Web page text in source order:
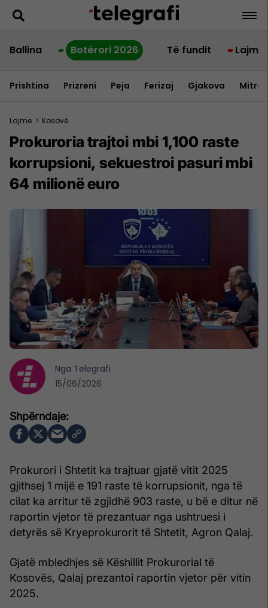
Ballina Botërori 2026 Të fundit Lajme
Prishtina Prizreni Peja Ferizaj Gjakova
Lajme > Kosovë
​Prokuroria trajtoi mbi 1,100 raste
korrupsioni, sekuestroi pasuri mbi
64 milionë euro
Prokurori i Shtetit ka trajtuar gjatë vitit 2025
gjithsej 1 mijë e 191 raste të korrupsionit, nga të
cilat ka arritur të zgjidhë 903 raste, u bë e ditur në
raportin vjetor të prezantuar nga ushtruesi i
detyrës së Kryeprokurorit të Shtetit, Agron Qalaj.
Gjatë mbledhjes së Këshillit Prokurorial të
Kosovës, Qalaj prezantoi raportin vjetor për vitin
2025.
Nga Telegrafi
15/06/2026